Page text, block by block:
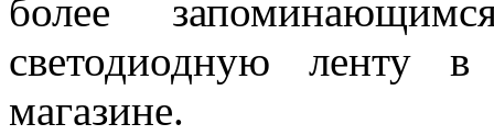
более
светодиодную ленту
магазине.